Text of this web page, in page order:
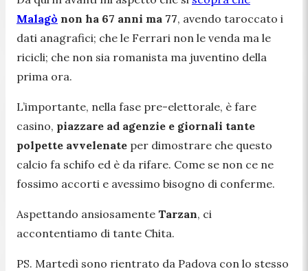
Malagò non ha 67 anni ma 77, avendo taroccato i
dati anagrafici; che le Ferrari non le venda ma le
ricicli; che non sia romanista ma juventino della
prima ora.
L’importante, nella fase pre-elettorale, è fare
casino, piazzare ad agenzie e giornali tante
polpette avvelenate per dimostrare che questo
calcio fa schifo ed è da rifare. Come se non ce ne
fossimo accorti e avessimo bisogno di conferme.
Aspettando ansiosamente Tarzan, ci
accontentiamo di tante Chita.
PS. Martedì sono rientrato da Padova con lo stesso